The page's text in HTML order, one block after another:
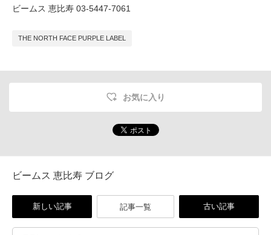
ビームス 恵比寿 03-5447-7061
THE NORTH FACE PURPLE LABEL
お気に入り
ビームス 恵比寿 ブログ
新しい記事 記事一覧 古い記事